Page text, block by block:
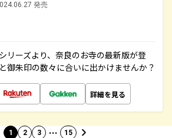
発売
リーズより、奈良のお寺の最新版が登
御朱印の数々に合いに出かけませんか？
詳細を見る
1 2 3 … 15